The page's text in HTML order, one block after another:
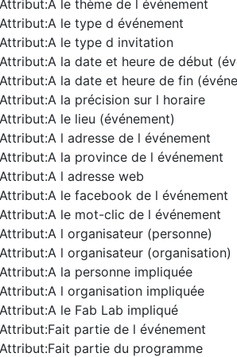
Attribut:A le thème de l événement
Attribut:A le type d événement
Attribut:A le type d invitation
Attribut:A la date et heure de début
Attribut:A la date et heure de fin
Attribut:A la précision sur l horaire
Attribut:A le lieu (événement)
Attribut:A l adresse de l événement
Attribut:A la province de l événement
Attribut:A l adresse web
Attribut:A le facebook de l événement
Attribut:A le mot-clic de l événement
Attribut:A l organisateur (personne)
Attribut:A l organisateur (organisation)
Attribut:A la personne impliquée
Attribut:A l organisation impliquée
Attribut:A le Fab Lab impliqué
Attribut:Fait partie de l événement
Attribut:Fait partie du programme